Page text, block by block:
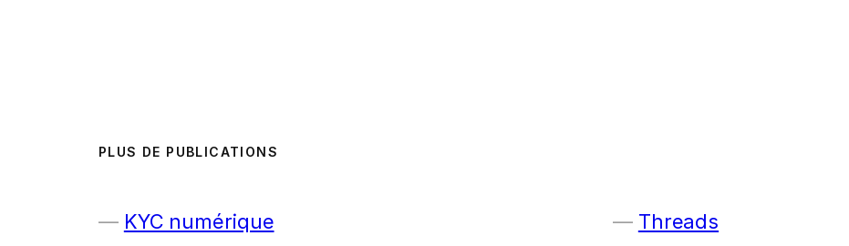
PLUS DE PUBLICATIONS
KYC numérique Threads